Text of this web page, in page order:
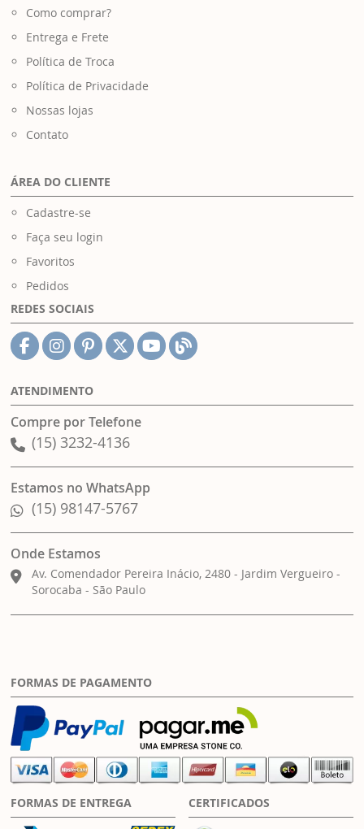
Como comprar?
Entrega e Frete
Política de Troca
Política de Privacidade
Nossas lojas
Contato
ÁREA DO CLIENTE
Cadastre-se
Faça seu login
Favoritos
Pedidos
REDES SOCIAIS
ATENDIMENTO
Compre por Telefone
(15) 3232-4136
Estamos no WhatsApp
(15) 98147-5767
Onde Estamos
Av. Comendador Pereira Inácio, 2480 - Jardim Vergueiro -
Sorocaba - São Paulo
FORMAS DE PAGAMENTO
FORMAS DE ENTREGA CERTIFICADOS